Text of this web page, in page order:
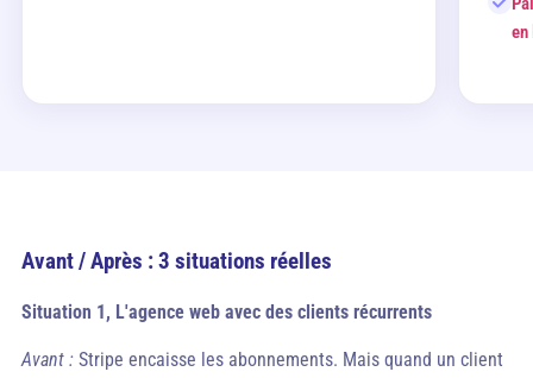
en
Avant / Après : 3 situations réelles
Situation 1, L'agence web avec des clients récurrents
Avant : Stripe encaisse les abonnements. Mais quand un client